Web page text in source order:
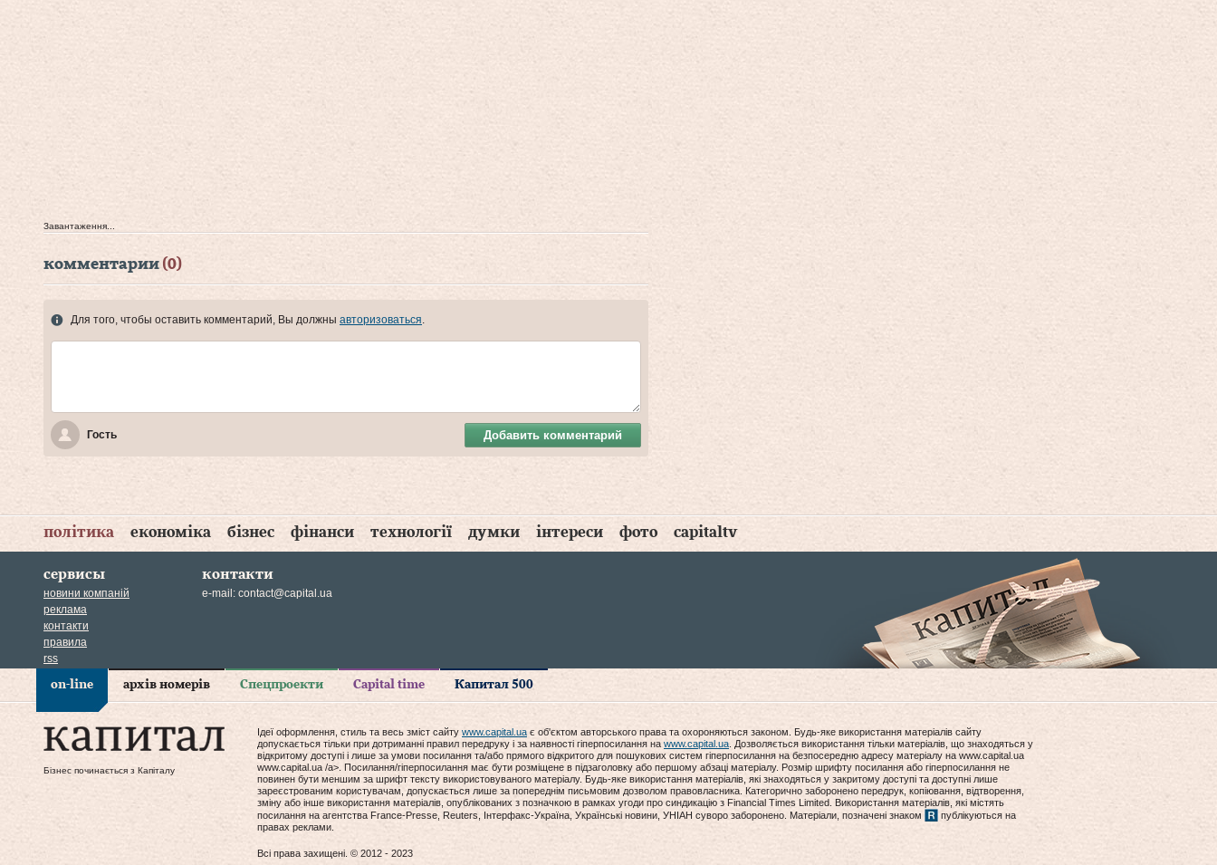
Завантаження...
комментарии (0)
Для того, чтобы оставить комментарий, Вы должны авторизоваться
Гость Добавить комментарий
політика економіка бізнес фінанси технології думки інтереси фото capitaltv
сервисы
новини компаній
реклама
контакти
правила
rss
контакти
e-mail: contact@capital.ua
on-line архів номерів Спецпроекти Capital time Капитал 500
Бізнес починається з Капіталу
Ідеї оформлення, стиль та весь зміст сайту www.capital.ua є об'єктом авторського права та охороняються законом. Будь-яке використання матеріалів сайту
допускається тільки при дотриманні правил передруку і за наявності гіперпосилання на www.capital.ua . Дозволяється використання тільки матеріалів, що знаходяться у
відкритому доступі і лише за умови посилання та/або прямого відкритого для пошукових систем гіперпосилання на безпосередню адресу матеріалу на www.capital.ua
www.capital.ua /a>. Посилання/гіперпосилання має бути розміщене в підзаголовку або першому абзаці матеріалу. Розмір шрифту посилання або гіперпосилання не
повинен бути меншим за шрифт тексту використовуваного матеріалу. Будь-яке використання матеріалів, які знаходяться у закритому доступі та доступні лише
зареєстрованим користувачам, допускається лише за попереднім письмовим дозволом правовласника. Категорично заборонено передрук, копіювання, відтворення,
зміну або інше використання матеріалів, опублікованих з позначкою в рамках угоди про синдикацію з Financial Times Limited. Використання матеріалів, які містять
посилання на агентства France-Presse, Reuters, Інтерфакс-Україна, Українські новини, УНІАН суворо заборонено. Матеріали, позначені знаком
публікуються на
правах реклами.
Всі права захищені. © 2012 - 2023